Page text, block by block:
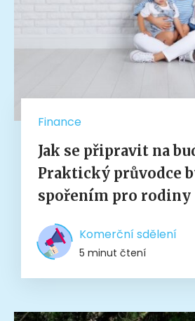
Finance
Jak se připravit na
Praktický průvodce
spořením pro rodiny
Komerční sdělení
5 minut čtení